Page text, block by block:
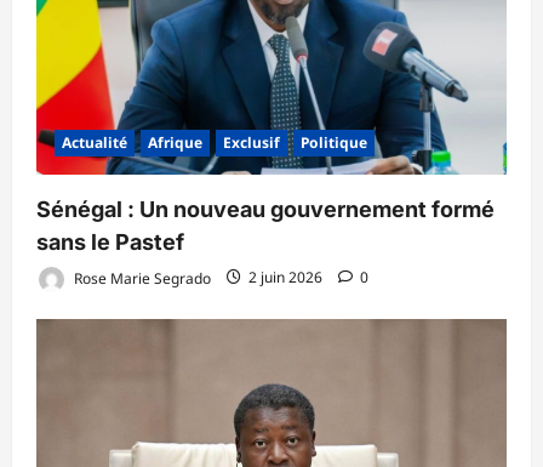
Actualité Afrique Exclusif Politique
Sénégal : Un nouveau gouvernement formé
sans le Pastef
Rose Marie Segrado 2 juin 2026 0